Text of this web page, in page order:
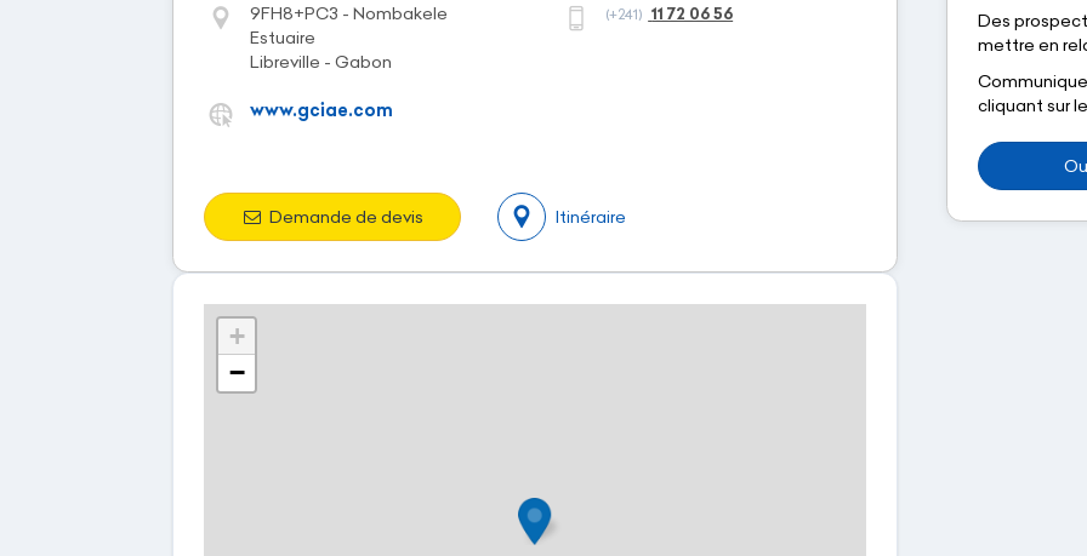
9FH8+PC3 - Nombakele
Estuaire
Libreville - Gabon
www.gciae.com
(+241) 11 72 06 56
Demande de devis Itinéraire
+
−
Des
mettre en
cliquant sur